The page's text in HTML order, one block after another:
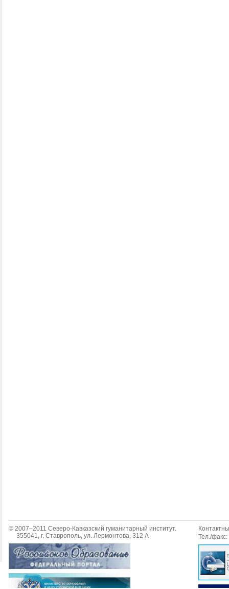
© 2007–2011 Северо-Кавказский гуманитарный институт.
355041, г. Ставрополь, ул. Лермонтова, 312 А
Тел./